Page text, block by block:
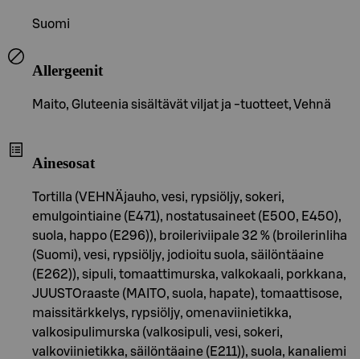
Suomi
Allergeenit
Maito, Gluteenia sisältävät viljat ja -tuotteet, Vehnä
Ainesosat
Tortilla (VEHNÄjauho, vesi, rypsiöljy, sokeri,
emulgointiaine (E471), nostatusaineet (E500, E450),
suola, happo (E296)), broileriviipale 32 % (broilerinliha
(Suomi), vesi, rypsiöljy, jodioitu suola, säilöntäaine
(E262)), sipuli, tomaattimurska, valkokaali, porkkana,
JUUSTOraaste (MAITO, suola, hapate), tomaattisose,
maissitärkkelys, rypsiöljy, omenaviinietikka,
valkosipulimurska (valkosipuli, vesi, sokeri,
valkoviinietikka, säilöntäaine (E211)), suola, kanaliemi